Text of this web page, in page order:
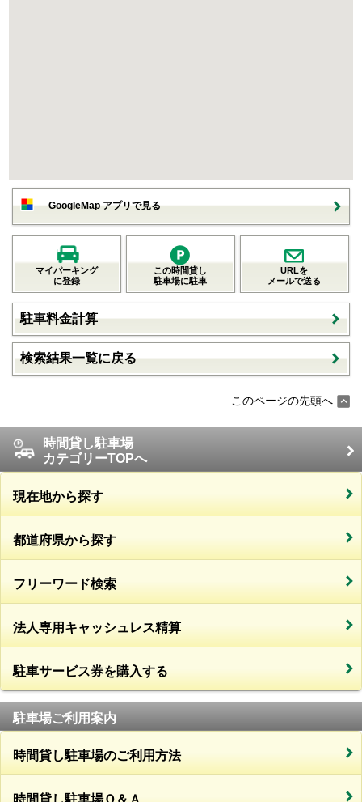
GoogleMap アプリで見る
マイパーキング
に登録
この時間貸し
駐車場に駐車
URLを
メールで送る
駐車料金計算
検索結果一覧に戻る
このページの先頭へ
時間貸し駐車場
カテゴリーTOPへ
現在地から探す
都道府県から探す
フリーワード検索
法人専用キャッシュレス精算
駐車サービス券を購入する
駐車場ご利用案内
時間貸し駐車場のご利用方法
時間貸し駐車場Ｑ＆Ａ